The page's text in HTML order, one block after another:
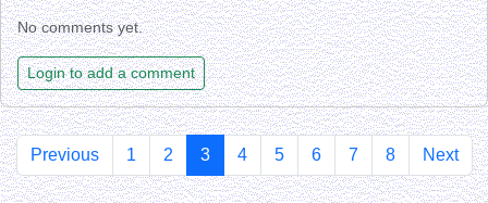
No comments yet.
Login to add a comment
Previous 1 2 3 4 5 6 7 8 Next